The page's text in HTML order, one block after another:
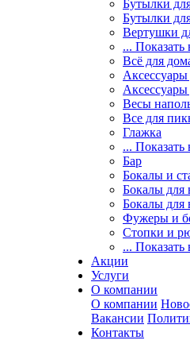
Бутылки
Бутылки
Вертушки
... Показать
Всё для
Весы
Все для
Глажка
... Показать
Бар
Бокалы и
Бокалы для
Бокалы для
Фужеры и
Стопки и
... Показать
Акции
Услуги
О компании
О компании
Вакансии
Контакты